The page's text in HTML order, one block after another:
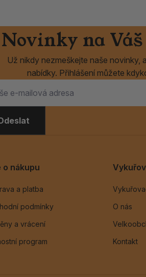
Novinky na
Už nikdy nezmeškejte naše novinky,
nabídky. Přihlášení můžete
o nákupu
a platba
podmínky
a vrácení
program
O nás
Kontakt